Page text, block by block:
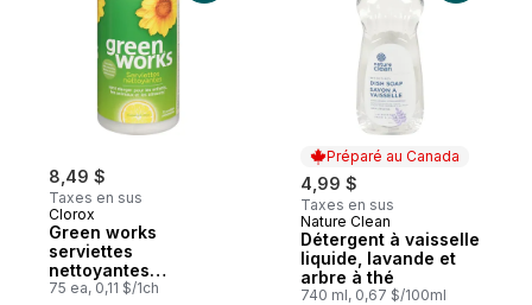
8,49 $
Taxes en sus
Clorox
Green works
serviettes
nettoyantes
simplement citron
75 ea, 0,11 $/1ch
Préparé au Canada
4,99 $
Taxes en sus
Préparé au Canada
Nature Clean
Détergent à vaisselle
liquide, lavande et
arbre à thé
740 ml, 0,67 $/100ml